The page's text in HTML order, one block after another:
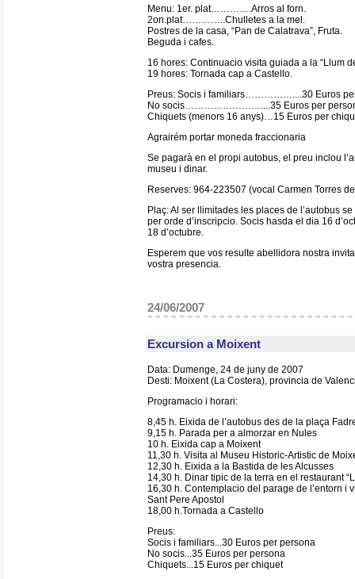
Menu: 1er. plat………….Arros al forn.
2on.plat…………..Chulletes a la mel.
Postres de la casa, “Pan de Calatrava”, Fruta.
Beguda i cafes.
16 hores: Continuacio visita guiada a la “Llum
19 hores: Tornada cap a Castello.
Preus: Socis i familiars……………....30 Euros
No socis……………………....35 Euros per
Chiquets (menors 16 anys)…15 Euros per
Agrairém portar moneda fraccionaria
Se pagarà en el propi autobus, el preu inclou
museu i dinar.
Reserves: 964-223507 (vocal Carmen Torres
Plaç: Al ser llimitades les places de l’autobus
per orde d’inscripcio. Socis hasda el dia 16
18 d’octubre.
Esperem que vos resulte abellidora nostra
vostra presencia.
24/06/2007
Excursion a Moixent
Data: Dumenge, 24 de juny de 2007
Desti: Moixent (La Costera), provincia de
Programacio i horari:
8,45 h. Eixida de l’autobus des de la plaça
9,15 h. Parada per a almorzar en Nules
10 h. Eixida cap a Moixent
11,30 h. Visita al Museu Historic-Artistic de
12,30 h. Eixida a la Bastida de les Alcusses
14,30 h. Dinar tipic de la terra en el restaurant
16,30 h. Contemplacio del parage de l’entorn i
Sant Pere Apostol
18,00 h.Tornada a Castello
Preus:
Socis i familiars...30 Euros per persona
No socis...35 Euros per persona
Chiquets...15 Euros per chiquet